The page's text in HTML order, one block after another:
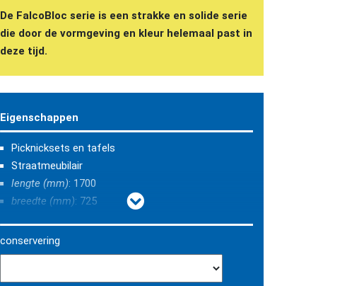
De FalcoBloc serie is een strakke en solide serie
die door de vormgeving en kleur helemaal past in
deze tijd.
Eigenschappen
Picknicksets en tafels
Straatmeubilair
lengte (mm): 1700
breedte (mm): 725
hoogte boven MV (mm)
staal thermisch verzinkt
conservering